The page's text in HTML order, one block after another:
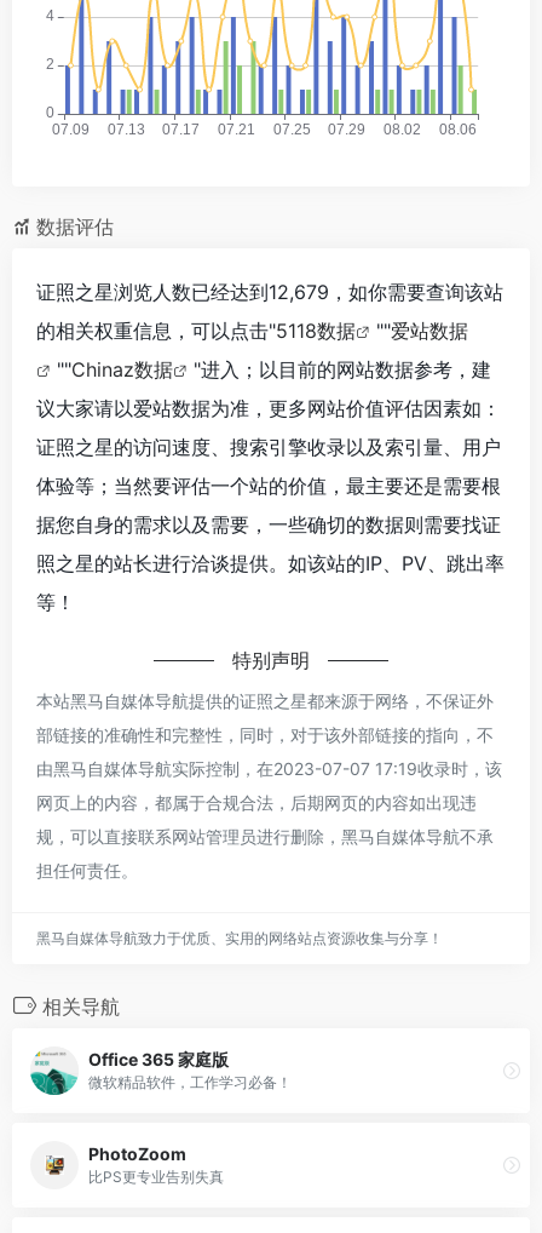
数据评估
证照之星浏览人数已经达到12,679，如你需要查询该站
的相关权重信息，可以点击"5118数据 ""爱站数据
""Chinaz数据
"进入；以目前的网站数据参考，建
议大家请以爱站数据为准，更多网站价值评估因素如：
证照之星的访问速度、搜索引擎收录以及索引量、用户
体验等；当然要评估一个站的价值，最主要还是需要根
据您自身的需求以及需要，一些确切的数据则需要找证
照之星的站长进行洽谈提供。如该站的IP、PV、跳出率
等！
特别声明
本站黑马自媒体导航提供的证照之星都来源于网络，不保证外
部链接的准确性和完整性，同时，对于该外部链接的指向，不
由黑马自媒体导航实际控制，在2023-07-07 17:19收录时，该
网页上的内容，都属于合规合法，后期网页的内容如出现违
规，可以直接联系网站管理员进行删除，黑马自媒体导航不承
担任何责任。
黑马自媒体导航致力于优质、实用的网络站点资源收集与分享！
相关导航
Office 365 家庭版
微软精品软件，工作学习必备！
PhotoZoom
比PS更专业告别失真